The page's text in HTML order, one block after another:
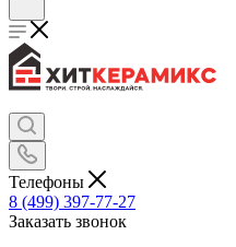
Телефоны
8 (499) 397-77-27
Заказать звонок